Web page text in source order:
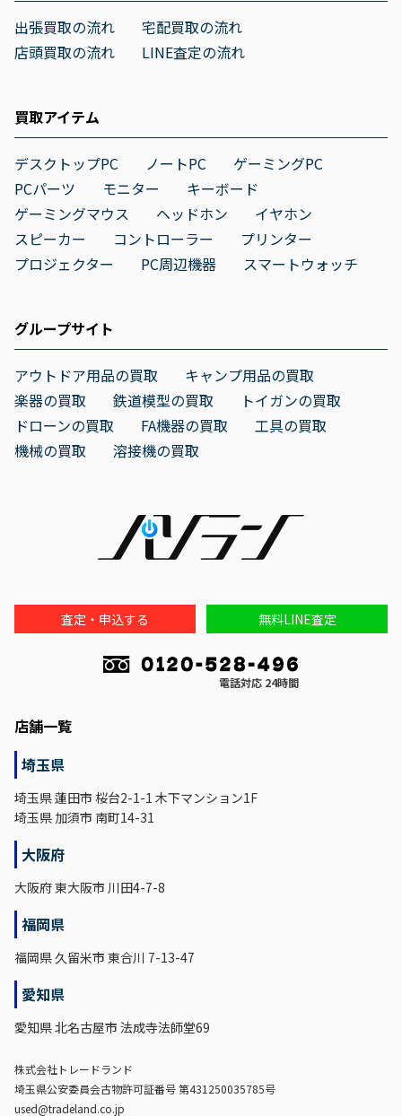
査定・申込する 無料LINE査定
電話対応 24時間
店舗一覧
埼玉県
埼玉県 蓮田市 桜台2-1-1 木下マンション1F
埼玉県 加須市 南町14-31
大阪府
大阪府 東大阪市 川田4-7-8
福岡県
福岡県 久留米市 東合川 7-13-47
愛知県
愛知県 北名古屋市 法成寺法師堂69
株式会社トレードランド
埼玉県公安委員会古物許可証番号 第431250035785号
used@tradeland.co.jp
出張買取の流れ
宅配買取の流れ
店頭買取の流れ
LINE査定の流れ
買取アイテム
デスクトップPC ノートPC
ゲーミングPC
PCパーツ
モニター
キーボード
ゲーミングマウス
ヘッドホン
イヤホン
スピーカー
コントローラー
プリンター
プロジェクター
PC周辺機器 スマートウォッチ
グループサイト
アウトドア用品の買取
キャンプ用品の買取
楽器の買取
鉄道模型の買取
トイガンの買取
ドローンの買取
FA機器の買取
工具の買取
機械の買取
溶接機の買取